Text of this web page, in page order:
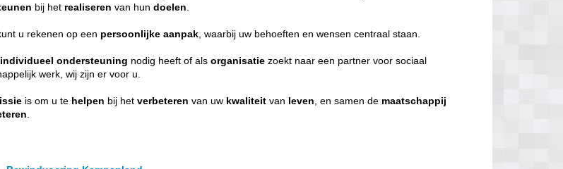
bij het realiseren van hundoelen
u rekenen op een persoonlijke aanpak , waarbij uw behoeften en wensen centraal staan.
individueel ondersteuning nodig heeft of alsorganisatie zoekt naar een partner voor sociaal
werk, wij zijn er voor u.
is om u te helpen bij hetverbeteren van uw kwaliteit van leven , en samen de maatschappij